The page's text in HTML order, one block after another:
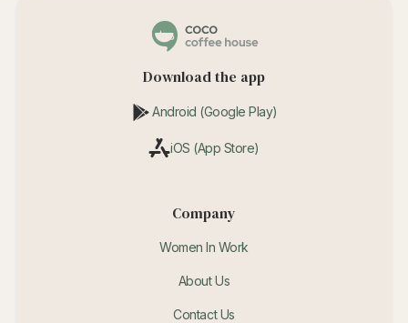
Download the app
Android (Google Play)
iOS (App Store)
Company
Women In Work
About Us
Contact Us